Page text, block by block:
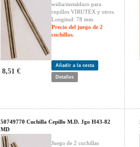
widia/metalduro para
cepillos VIRUTEX y otros.
Longitud: 78 mm.
Precio del juego de 2
cuchillas.
8,51 €
Añadir a la cesta
Detalles
50749770 Cuchilla Cepillo M.D. Jgo H43-82
MD
Juego de 2 cuchillas